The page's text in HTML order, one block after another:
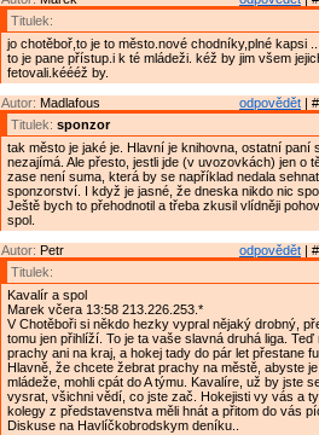
Titulek:
jo chotěboř,to je to město.nové chodníky,plné kapsi
to je pane přístup.i k té mládeži. kéž by jim všem
fetovali.kéééž by.
odpovědět |
Autor: Madlafous
Titulek: sponzor
tak město je jaké je. Hlavní je knihovna, ostatní paní
nezajímá. Ale přesto, jestli jde (v uvozovkách) jen o
zase není suma, která by se například nedala
sponzorství. I když je jasné, že dneska nikdo nic
Ještě bych to přehodnotil a třeba zkusil vlídněji
spol.
odpovědět |
Autor: Petr
Titulek:
Kavalír a spol
Marek včera 13:58 213.226.253.*
V Chotěboři si někdo hezky vypral nějaký drobný,
tomu jen přihlíží. To je ta vaše slavná druhá liga. Teď
prachy ani na kraj, a hokej tady do pár let přestane
Hlavně, že chcete žebrat prachy na městě, abyste
mládeže, mohli cpát do A týmu. Kavalíre, už by jste
vysrat, všichni vědí, co jste zač. Hokejisti vy vás a
kolegy z představenstva měli hnát a přitom do vás
Diskuse na Havlíčkobrodskym deníku..